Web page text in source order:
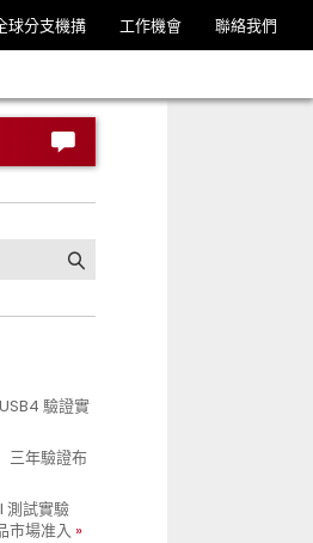
球分支機搆 工作機會 聯絡我們
驗證實
年驗證布
測試實驗
市場准入